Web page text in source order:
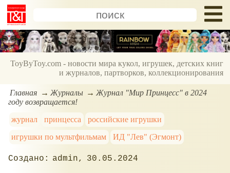
ToyByToy.com - новости мира кукол, игрушек, детских книг
и журналов, партворков, коллекционирования
Главная Журналы
Журнал "Мир Принцесс" в 2024
году возвращается!
журнал
принцесса
российские игрушки
игрушки по мультфильмам
ИД "Лев" (Эгмонт)
admin 30.05.2024